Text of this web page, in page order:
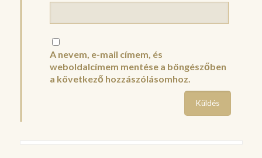
A nevem, e-mail címem, és
weboldalcímem mentése a böngészőben
a következő hozzászólásomhoz.